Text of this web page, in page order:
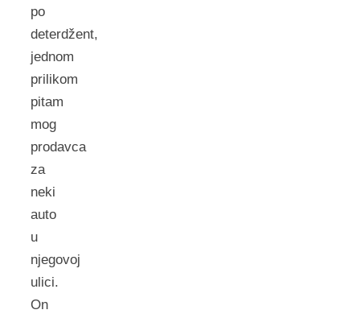
po
deterdžent,
jednom
prilikom
pitam
mog
prodavca
za
neki
auto
u
njegovoj
ulici.
On